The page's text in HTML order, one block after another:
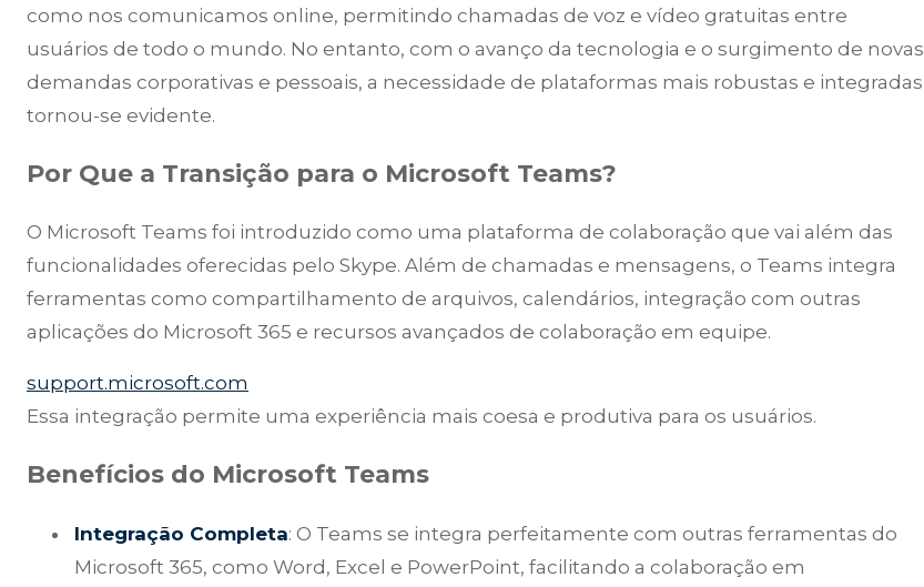
como nos comunicamos online, permitindo chamadas de voz e vídeo gratuitas entre
usuários de todo o mundo. No entanto, com o avanço da tecnologia e o surgimento de novas
demandas corporativas e pessoais, a necessidade de plataformas mais robustas e integradas
tornou-se evidente.
Por Que a Transição para o Microsoft Teams?
O Microsoft Teams foi introduzido como uma plataforma de colaboração que vai além das
funcionalidades oferecidas pelo Skype. Além de chamadas e mensagens, o Teams integra
ferramentas como compartilhamento de arquivos, calendários, integração com outras
aplicações do Microsoft 365 e recursos avançados de colaboração em equipe.
support.microsoft.com
Essa integração permite uma experiência mais coesa e produtiva para os usuários.
Benefícios do Microsoft Teams
Integração Completa: O Teams se integra perfeitamente com outras ferramentas do
Microsoft 365, como Word, Excel e PowerPoint, facilitando a colaboração em